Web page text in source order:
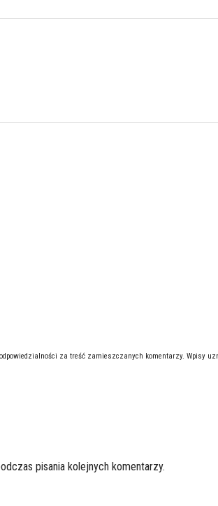
za treść zamieszczanych komentarzy. Wpisy
pisania kolejnych komentarzy.